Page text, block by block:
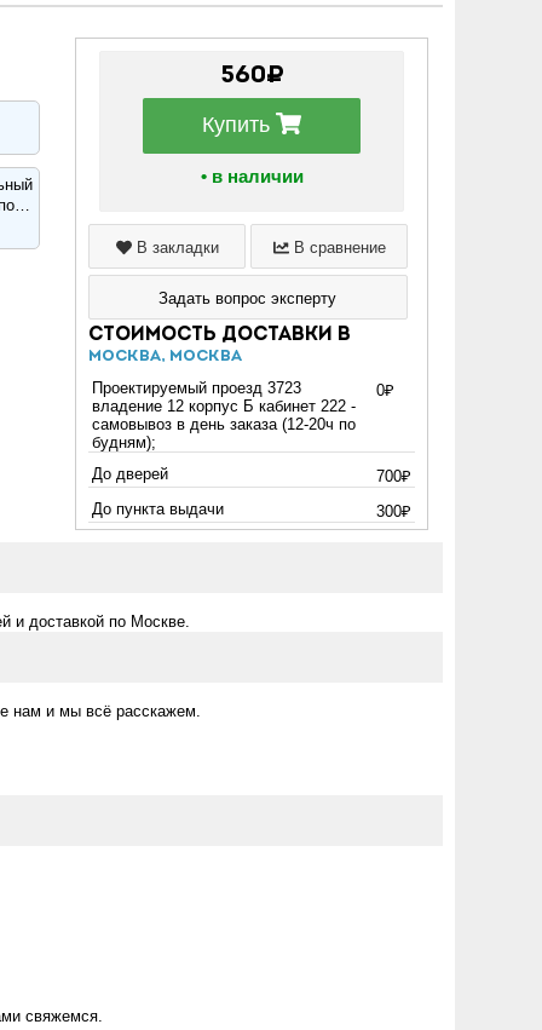
560₽
Купить
• в наличии
В закладки В сравнение
Задать вопрос эксперту
Стоимость доставки в
Москва, Москва
Проектируемый проезд 3723
владение 12 корпус Б кабинет 222 -
самовывоз в день заказа (12-20ч по
будням);
0₽
До дверей
700₽
До пункта выдачи
300₽
и доставкой по Москве.
нам и мы всё расскажем.
свяжемся.